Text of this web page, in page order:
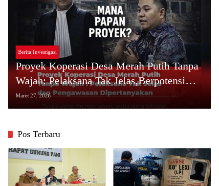
Berita Investigasi
Proyek Koperasi Desa Merah Putih Tanpa
Wajah: Pelaksana Tak Jelas,Berpotensi
Berjalan di Luar Sistem Hukum
Maret 27, 2026
Pos Terbaru